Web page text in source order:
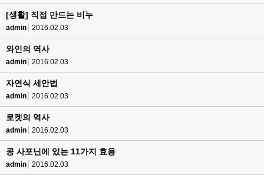
[생활] 직접 만드는 비누
admin 2016.02.03
와인의 역사
admin 2016.02.03
자연식 세안법
admin 2016.02.03
로켓의 역사
admin 2016.02.03
콩 사포닌에 있는 11가지 효용
admin 2016.02.03